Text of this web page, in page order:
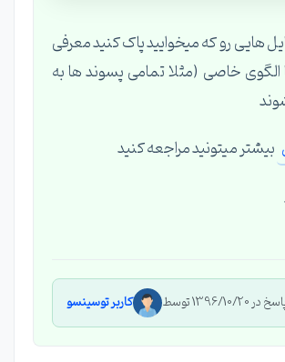
هایی رو که میخوایید پاک کنید معرفی
الگوی خاصی (مثلا تمامی پسوند ها به
بیشتر میتونید مراجعه کنید
در 1396/10/20 توسط کاربر توسینسو